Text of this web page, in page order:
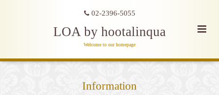
02-2396-5055
LOA by hootalinqua
Welcome to our homepage
Information